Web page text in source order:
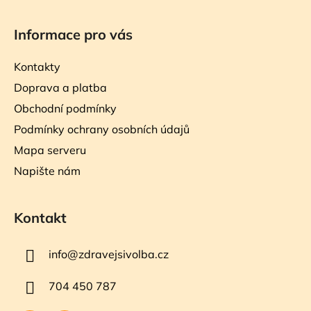
Informace pro vás
Kontakty
Doprava a platba
Obchodní podmínky
Podmínky ochrany osobních údajů
Mapa serveru
Napište nám
Kontakt
info@zdravejsivolba.cz
704 450 787